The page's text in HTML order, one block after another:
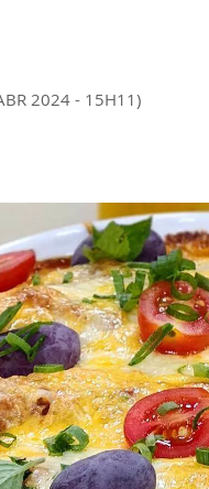
2024 - 15H11)